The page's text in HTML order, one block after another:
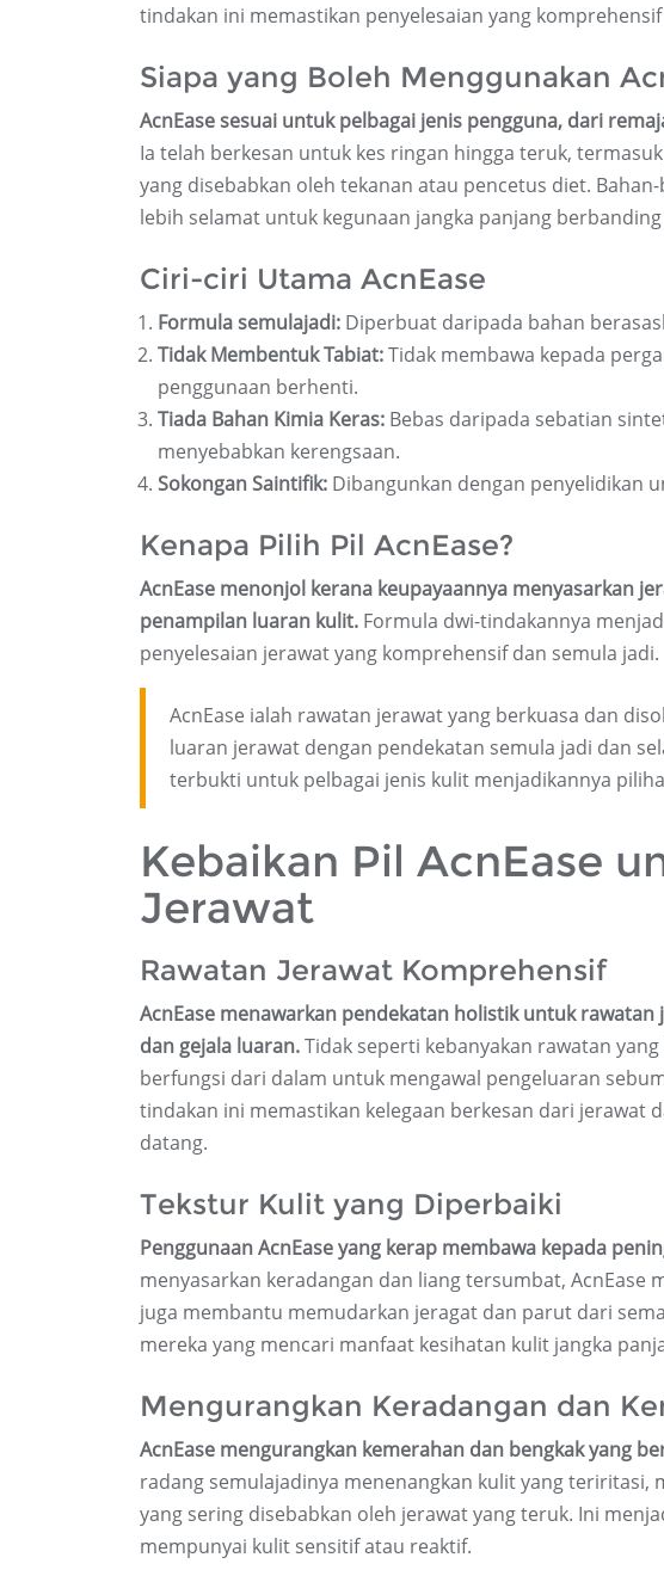
tindakan ini memastikan penyelesaian yang
Siapa yang Boleh Menggunakan
AcnEase sesuai untuk pelbagai jenis pengguna, dari
Ia telah berkesan untuk kes ringan hingga teruk,
yang disebabkan oleh tekanan atau pencetus diet.
lebih selamat untuk kegunaan jangka panjang
Ciri-ciri Utama AcnEase
Formula semulajadi: Diperbuat daripada bahan
Tidak Membentuk Tabiat:Tidak membawa kepada
penggunaan berhenti.
Tiada Bahan Kimia Keras: Bebas daripada sebatian
menyebabkan kerengsaan.
Sokongan Saintifik: Dibangunkan dengan penyelidikan
Kenapa Pilih Pil AcnEase?
AcnEase menonjol kerana keupayaannya menyasarkan
penampilan luaran kulit. Formula dwi-tindakannya
penyelesaian jerawat yang komprehensif dan semula jadi.
AcnEase ialah rawatan jerawat yang berkuasa dan
luaran jerawat dengan pendekatan semula jadi dan
terbukti untuk pelbagai jenis kulit menjadikannya
Kebaikan Pil AcnEase
Jerawat
Rawatan Jerawat Komprehensif
AcnEase menawarkan pendekatan holistik untuk
dan gejala luaran.Tidak seperti kebanyakan rawatan
berfungsi dari dalam untuk mengawal pengeluaran
tindakan ini memastikan kelegaan berkesan dari jerawat
datang.
Tekstur Kulit yang Diperbaiki
Penggunaan AcnEase yang kerap membawa kepada
menyasarkan keradangan dan liang tersumbat, AcnEase
juga membantu memudarkan jeragat dan parut dari
mereka yang mencari manfaat kesihatan kulit jangka
Mengurangkan Keradangan dan
AcnEase mengurangkan kemerahan dan bengkak yang
radang semulajadinya menenangkan kulit yang teriritasi,
yang sering disebabkan oleh jerawat yang teruk. Ini
mempunyai kulit sensitif atau reaktif.